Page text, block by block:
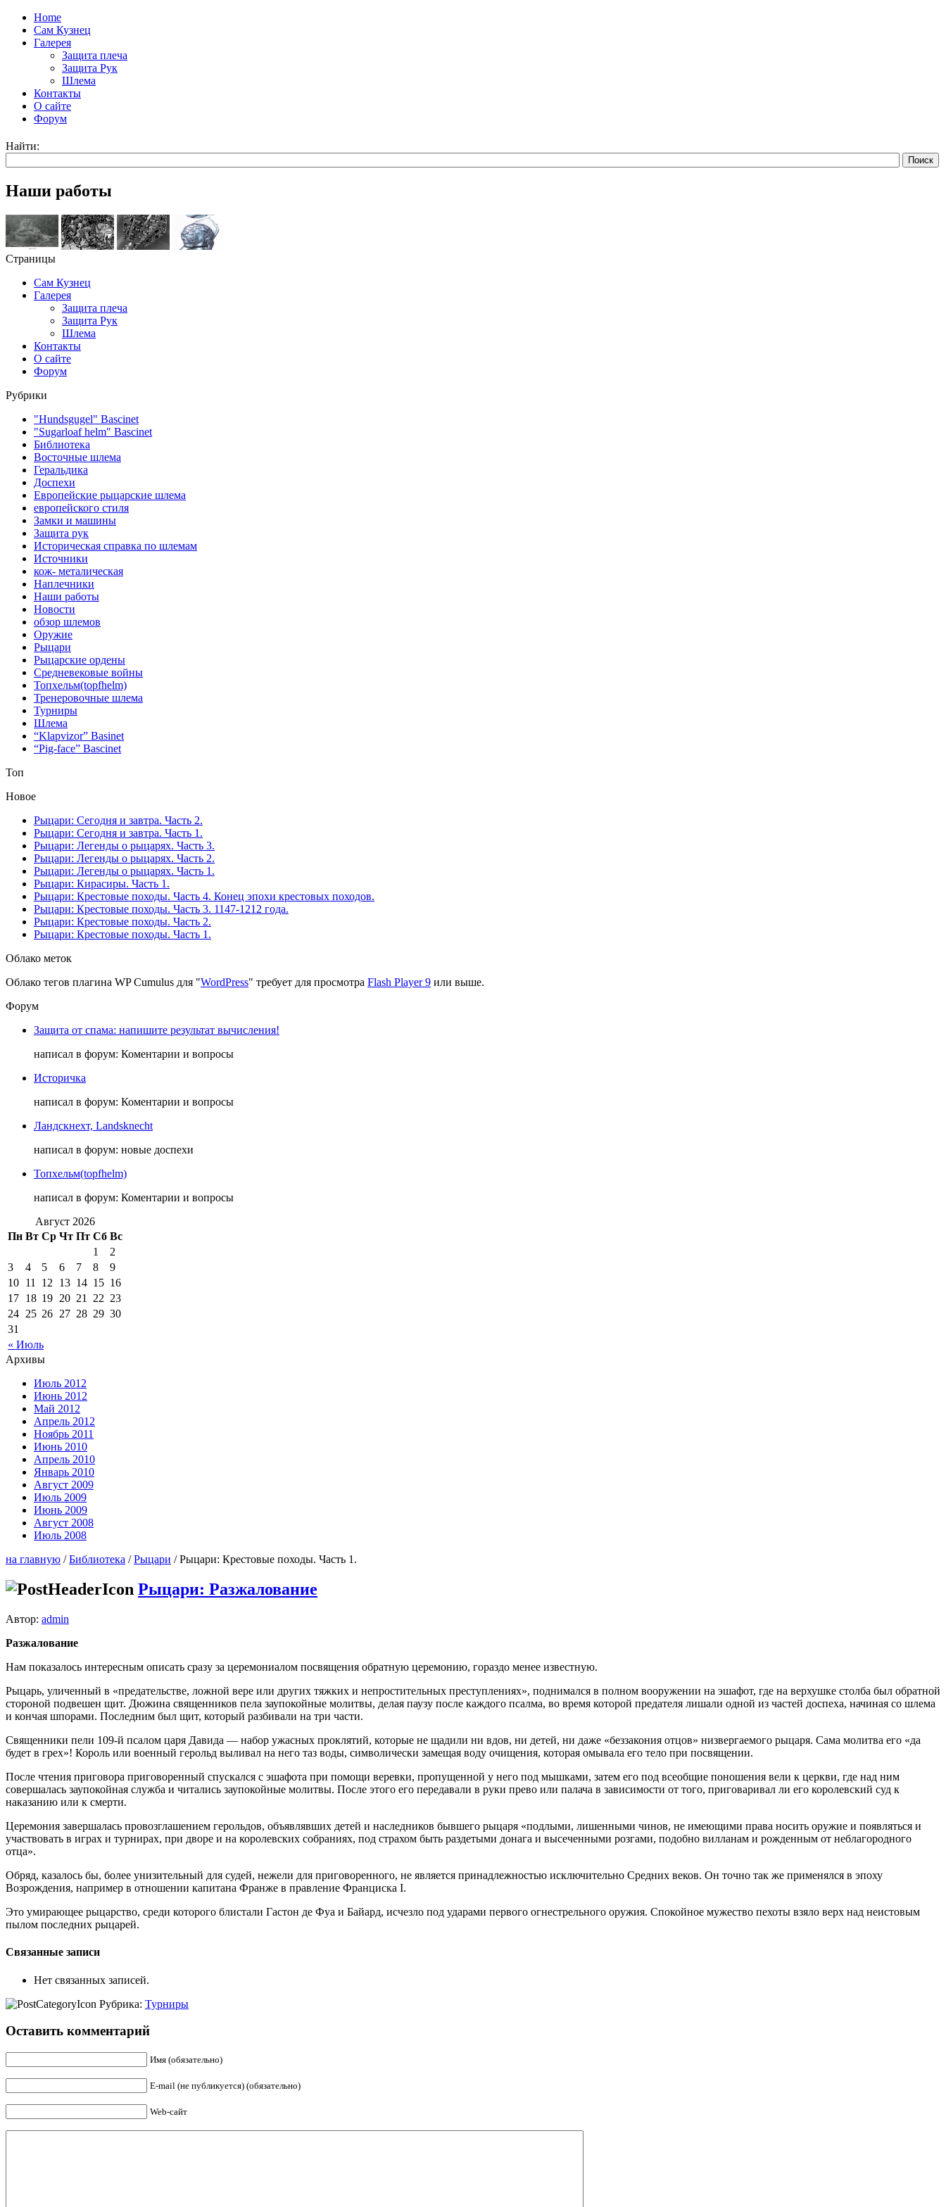
Home
Сам Кузнец
Галерея
Защита плеча
Защита Рук
Шлема
Контакты
О сайте
Форум
Найти:
Поиск
Наши работы
Страницы
Сам Кузнец
Галерея
Защита плеча
Защита Рук
Шлема
Контакты
О сайте
Форум
Рубрики
"Hundsgugel" Bascinet
"Sugarloaf helm" Bascinet
Библиотека
Восточные шлема
Геральдика
Доспехи
Европейские рыцарские шлема
европейского стиля
Замки и машины
Защита рук
Историческая справка по шлемам
Источники
кож- металическая
Наплечники
Наши работы
Новости
обзор шлемов
Оружие
Рыцари
Рыцарские ордены
Средневековые войны
Топхельм(topfhelm)
Тренеровочные шлема
Турниры
Шлема
“Klapvizor” Basinet
“Pig-face” Bascinet
Топ
Новое
Рыцари: Сегодня и завтра. Часть 2.
Рыцари: Сегодня и завтра. Часть 1.
Рыцари: Легенды о рыцарях. Часть 3.
Рыцари: Легенды о рыцарях. Часть 2.
Рыцари: Легенды о рыцарях. Часть 1.
Рыцари: Кирасиры. Часть 1.
Рыцари: Крестовые походы. Часть 4. Конец эпохи крестовых походов.
Рыцари: Крестовые походы. Часть 3. 1147-1212 года.
Рыцари: Крестовые походы. Часть 2.
Рыцари: Крестовые походы. Часть 1.
Облако меток
Облако тегов плагина WP Cumulus для "WordPress" требует для просмотра Flash Player 9 или выше.
Форум
Защита от спама: напишите результат вычисления!
написал в форум: Коментарии и вопросы
Историчка
написал в форум: Коментарии и вопросы
Ландскнехт, Landsknecht
написал в форум: новые доспехи
Топхельм(topfhelm)
написал в форум: Коментарии и вопросы
Август 2026
Пн Вт Ср Чт Пт Сб Вс
« Июль
1
2
3
4 5 6 7 8
9
10 11 12 13 14 15 16
17 18 19 20 21 22 23
24 25 26 27 28 29 30
31
Архивы
Июль 2012
Июнь 2012
Май 2012
Апрель 2012
Ноябрь 2011
Июнь 2010
Апрель 2010
Январь 2010
Август 2009
Июль 2009
Июнь 2009
Август 2008
Июль 2008
на главную /Библиотека /Рыцари / Рыцари: Крестовые походы. Часть 1.
Рыцари: Разжалование
Автор: admin
Разжалование
Нам показалось интересным описать сразу за церемониалом посвящения обратную церемонию, гораздо менее известную.
Рыцарь, уличенный в «предательстве, ложной вере или других тяжких и непростительных преступлениях», поднимался в полном вооружении на эшафот, где на верхушке столба был обратной
стороной подвешен щит. Дюжина священников пела заупокойные молитвы, делая паузу после каждого псалма, во время которой предателя лишали одной из частей доспеха, начиная со шлема
и кончая шпорами. Последним был щит, который разбивали на три части.
Священники пели 109-й псалом царя Давида — набор ужасных проклятий, которые не щадили ни вдов, ни детей, ни даже «беззакония отцов» низвергаемого рыцаря. Сама молитва его «да
будет в грех»! Король или военный герольд выливал на него таз воды, символически замещая воду очищения, которая омывала его тело при посвящении.
После чтения приговора приговоренный спускался с эшафота при помощи веревки, пропущенной у него под мышками, затем его под всеобщие поношения вели к церкви, где над ним
совершалась заупокойная служба и читались заупокойные молитвы. После этого его передавали в руки прево или палача в зависимости от того, приговаривал ли его королевский суд к
наказанию или к смерти.
Церемония завершалась провозглашением герольдов, объявлявших детей и наследников бывшего рыцаря «подлыми, лишенными чинов, не имеющими права носить оружие и появляться и
участвовать в играх и турнирах, при дворе и на королевских собраниях, под страхом быть раздетыми донага и высеченными розгами, подобно вилланам и рожденным от неблагородного
отца».
Обряд, казалось бы, более унизительный для судей, нежели для приговоренного, не является принадлежностью исключительно Средних веков. Он точно так же применялся в эпоху
Возрождения, например в отношении капитана Франже в правление Франциска I.
Это умирающее рыцарство, среди которого блистали Гастон де Фуа и Байард, исчезло под ударами первого огнестрельного оружия. Спокойное мужество пехоты взяло верх над неистовым
пылом последних рыцарей.
Связанные записи
Нет связанных записей.
Рубрика: Турниры
Оставить комментарий
Имя (обязательно)
E-mail (не публикуется) (обязательно)
Web-сайт